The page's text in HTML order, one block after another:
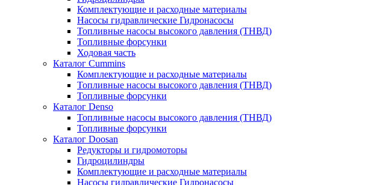
Комплектующие и расходные материалы
Насосы гидравлические Гидронасосы
Топливные насосы высокого давления (ТНВД)
Топливные форсунки
Ходовая часть
Каталог Cummins
Комплектующие и расходные материалы
Топливные насосы высокого давления (ТНВД)
Топливные форсунки
Каталог Denso
Топливные насосы высокого давления (ТНВД)
Топливные форсунки
Каталог Doosan
Редукторы и гидромоторы
Гидроцилиндры
Комплектующие и расходные материалы
Насосы гидравлические Гидронасосы